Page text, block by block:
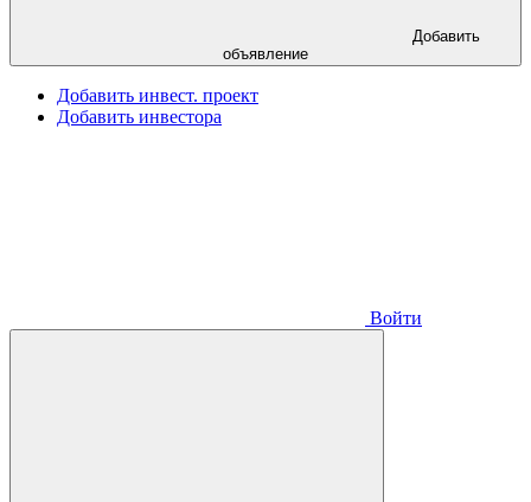
объявление
Добавить инвест. проект
Добавить инвестора
Войти